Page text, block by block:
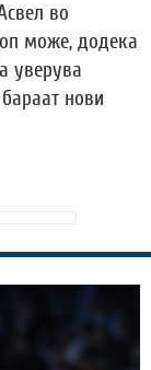
во
може, додека
уверува
нови